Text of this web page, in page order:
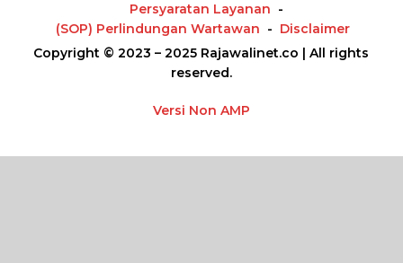
Persyaratan Layanan
(SOP) Perlindungan Wartawan
Disclaimer
Copyright © 2023 – 2025 Rajawalinet.co | All rights
reserved.
Versi Non AMP